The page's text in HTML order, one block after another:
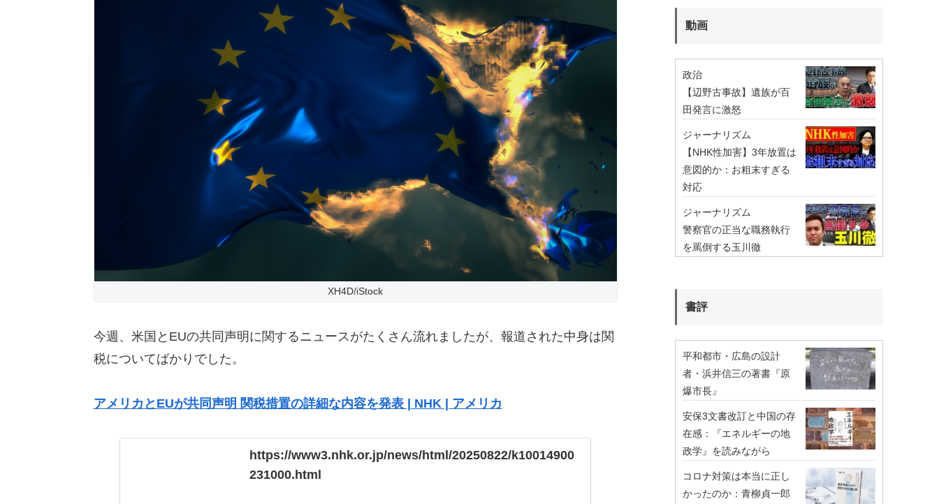
XH4D/iStock
今週、米国とEUの共同声明に関するニュースがたくさん流れましたが、報道された中身は関
税についてばかりでした。
アメリカとEUが共同声明 関税措置の詳細な内容を発表 | NHK | アメリカ
https://www3.nhk.or.jp/news/html/20250822/k10014900
231000.html
動画
政治
【辺野古事故】遺族が百
田発言に激怒
ジャーナリズム
【NHK性加害】3年放置は
意図的か：お粗末すぎる
対応
ジャーナリズム
警察官の正当な職務執行
を罵倒する玉川徹
書評
平和都市・広島の設計
者・浜井信三の著書『原
爆市長』
安保3文書改訂と中国の存
在感：『エネルギーの地
政学』を読みながら
コロナ対策は本当に正し
かったのか：青柳貞一郎